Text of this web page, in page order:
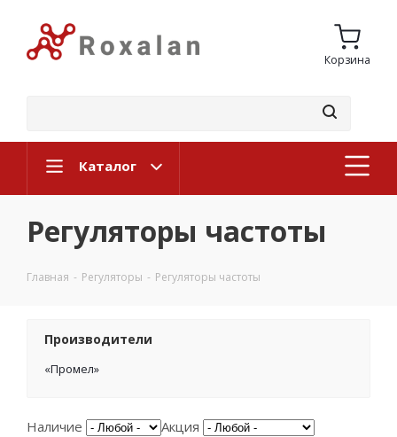
Корзина
Каталог
Регуляторы частоты
Главная - Регуляторы - Регуляторы частоты
Производители
«Промел»
Наличие Акция